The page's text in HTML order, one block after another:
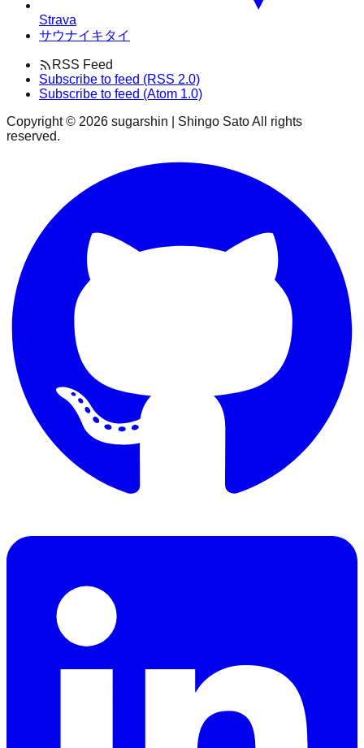
Strava
サウナイキタイ
RSS Feed
Subscribe to feed (RSS 2.0)
Subscribe to feed (Atom 1.0)
Copyright © 2026 sugarshin | Shingo Sato All rights
reserved.